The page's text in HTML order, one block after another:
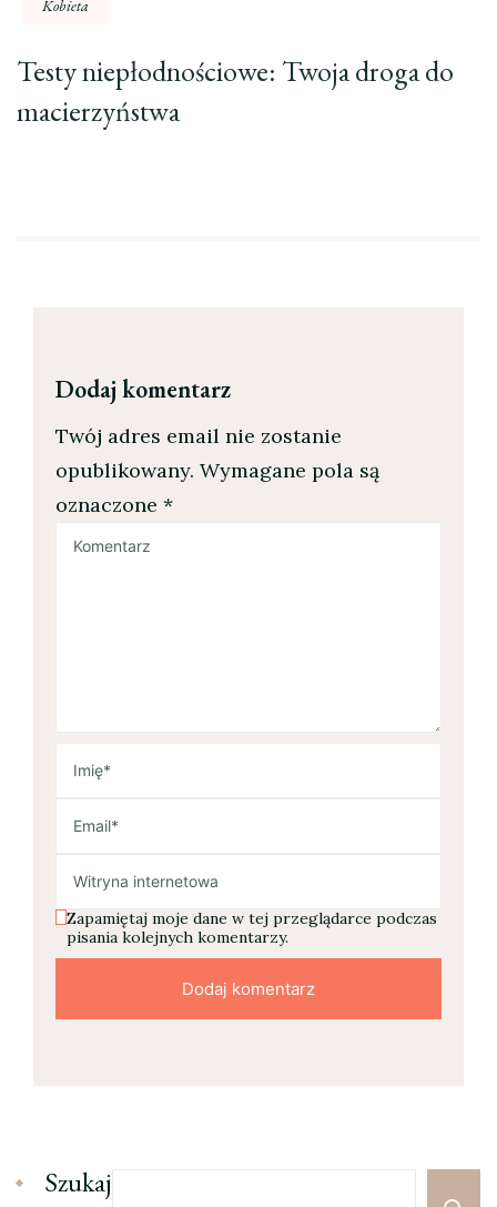
Kobieta
Testy niepłodnościowe: Twoja droga do
macierzyństwa
Dodaj komentarz
Twój adres email nie zostanie
opublikowany. Wymagane pola są
oznaczone *
Zapamiętaj moje dane w tej przeglądarce podczas
pisania kolejnych komentarzy.
Szukaj